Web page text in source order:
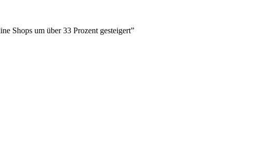
Shops um über 33 Prozent gesteigert”